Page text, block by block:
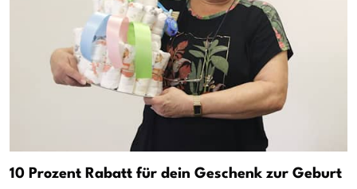
10 Prozent Rabatt für dein Geschenk zur Geburt